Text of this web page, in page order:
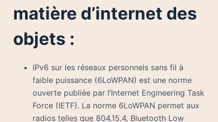
matière d’internet des
objets :
IPv6 sur les réseaux personnels sans fil à
faible puissance (6LoWPAN) est une norme
ouverte publiée par l’Internet Engineering Task
Force (IETF). La norme 6LoWPAN permet aux
radios telles que 804.15.4, Bluetooth Low